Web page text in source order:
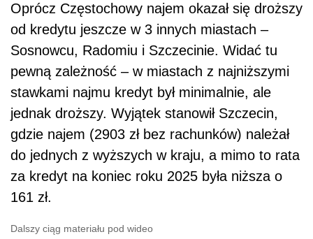
Oprócz Częstochowy najem okazał się droższy
od kredytu jeszcze w 3 innych miastach –
Sosnowcu, Radomiu i Szczecinie. Widać tu
pewną zależność – w miastach z najniższymi
stawkami najmu kredyt był minimalnie, ale
jednak droższy. Wyjątek stanowił Szczecin,
gdzie najem (2903 zł bez rachunków) należał
do jednych z wyższych w kraju, a mimo to rata
za kredyt na koniec roku 2025 była niższa o
161 zł.
Dalszy ciąg materiału pod wideo